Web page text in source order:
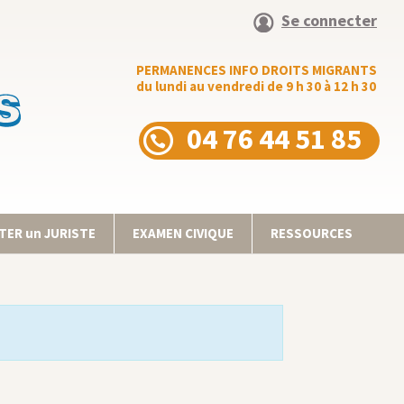
Se connecter
PERMANENCES INFO DROITS MIGRANTS
du lundi au vendredi de 9 h 30 à 12 h 30
04 76 44 51 85
un JURISTE EXAMEN CIVIQUE RESSOURCES